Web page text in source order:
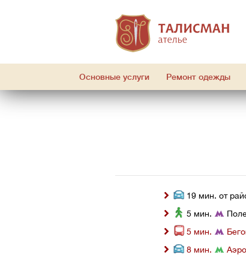
Основные услуги Ремонт одежды
19 мин. от
5 мин.
5 мин.
8 мин.